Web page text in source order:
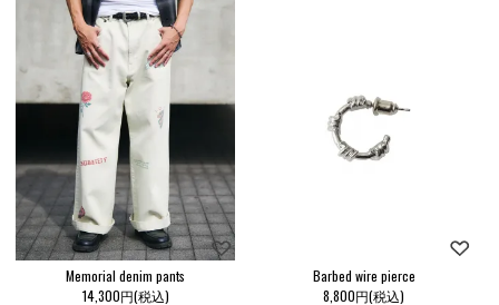
Memorial denim pants
14,300円(税込)
Barbed wire pierce
8,800円(税込)